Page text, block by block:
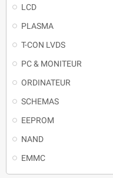
LCD
PLASMA
T-CON LVDS
PC & MONITEUR
ORDINATEUR
SCHEMAS
EEPROM
NAND
EMMC